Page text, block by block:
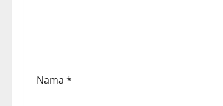
o
n
Nama *